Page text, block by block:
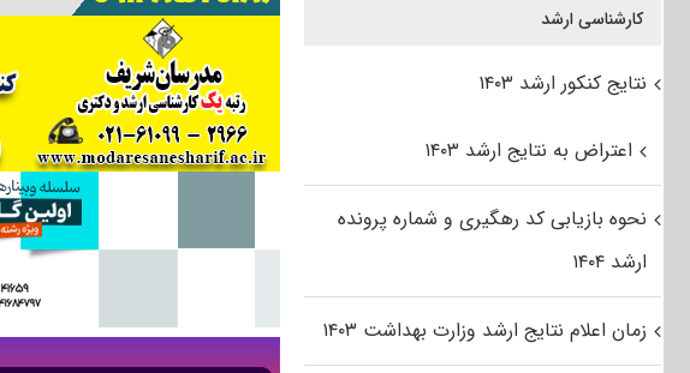
کارشناسی ارشد
نتایج کنکور ارشد ۱۴۰۳
اعتراض به نتایج ارشد ۱۴۰۳
نحوه بازیابی کد رهگیری و شماره پرونده
ارشد ۱۴۰۴
زمان اعلام نتایج ارشد وزارت بهداشت ۱۴۰۳